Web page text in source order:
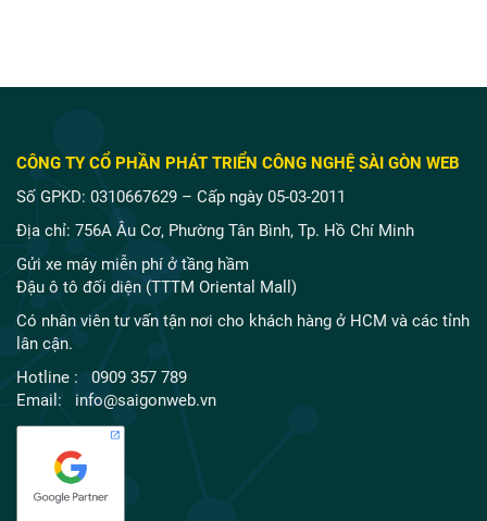
CÔNG TY CỔ PHẦN PHÁT TRIỂN CÔNG NGHỆ SÀI GÒN WEB
Số GPKD: 0310667629 – Cấp ngày 05-03-2011
Địa chỉ: 756A Âu Cơ, Phường Tân Bình, Tp. Hồ Chí Minh
Gửi xe máy miễn phí ở tầng hầm
Đậu ô tô đối diện (TTTM Oriental Mall)
Có nhân viên tư vấn tận nơi cho khách hàng ở HCM và các tỉnh
lân cận.
Hotline : 0909 357 789
Email: info@saigonweb.vn